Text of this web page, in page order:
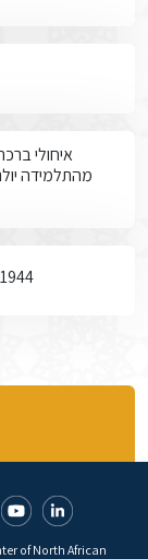
איחולי
מהתלמידה
of North African